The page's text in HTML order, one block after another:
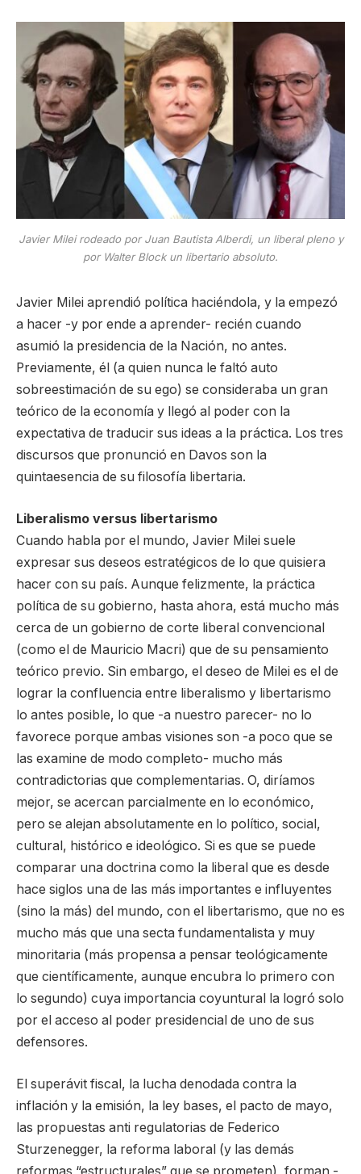
Javier Milei rodeado por Juan Bautista Alberdi, un liberal pleno y
por Walter Block un libertario absoluto.
Javier Milei aprendió política haciéndola, y la empezó
a hacer -y por ende a aprender- recién cuando
asumió la presidencia de la Nación, no antes.
Previamente, él (a quien nunca le faltó auto
sobreestimación de su ego) se consideraba un gran
teórico de la economía y llegó al poder con la
expectativa de traducir sus ideas a la práctica. Los tres
discursos que pronunció en Davos son la
quintaesencia de su filosofía libertaria.
Liberalismo versus libertarismo
Cuando habla por el mundo, Javier Milei suele
expresar sus deseos estratégicos de lo que quisiera
hacer con su país. Aunque felizmente, la práctica
política de su gobierno, hasta ahora, está mucho más
cerca de un gobierno de corte liberal convencional
(como el de Mauricio Macri) que de su pensamiento
teórico previo. Sin embargo, el deseo de Milei es el de
lograr la confluencia entre liberalismo y libertarismo
lo antes posible, lo que -a nuestro parecer- no lo
favorece porque ambas visiones son -a poco que se
las examine de modo completo- mucho más
contradictorias que complementarias. O, diríamos
mejor, se acercan parcialmente en lo económico,
pero se alejan absolutamente en lo político, social,
cultural, histórico e ideológico. Si es que se puede
comparar una doctrina como la liberal que es desde
hace siglos una de las más importantes e influyentes
(sino la más) del mundo, con el libertarismo, que no es
mucho más que una secta fundamentalista y muy
minoritaria (más propensa a pensar teológicamente
que científicamente, aunque encubra lo primero con
lo segundo) cuya importancia coyuntural la logró solo
por el acceso al poder presidencial de uno de sus
defensores.
El superávit fiscal, la lucha denodada contra la
inflación y la emisión, la ley bases, el pacto de mayo,
las propuestas anti regulatorias de Federico
Sturzenegger, la reforma laboral (y las demás
reformas “estructurales” que se prometen), forman -